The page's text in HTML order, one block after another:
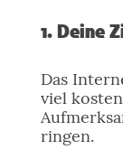
1. Deine
Das
viel
ringen.